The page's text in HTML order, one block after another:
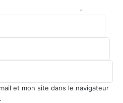
et mon site dans le navigateur